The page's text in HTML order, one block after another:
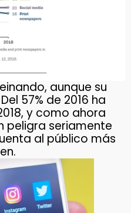
aunque su
57% de 2016 ha
y como ahora
peligra seriamente
al público más